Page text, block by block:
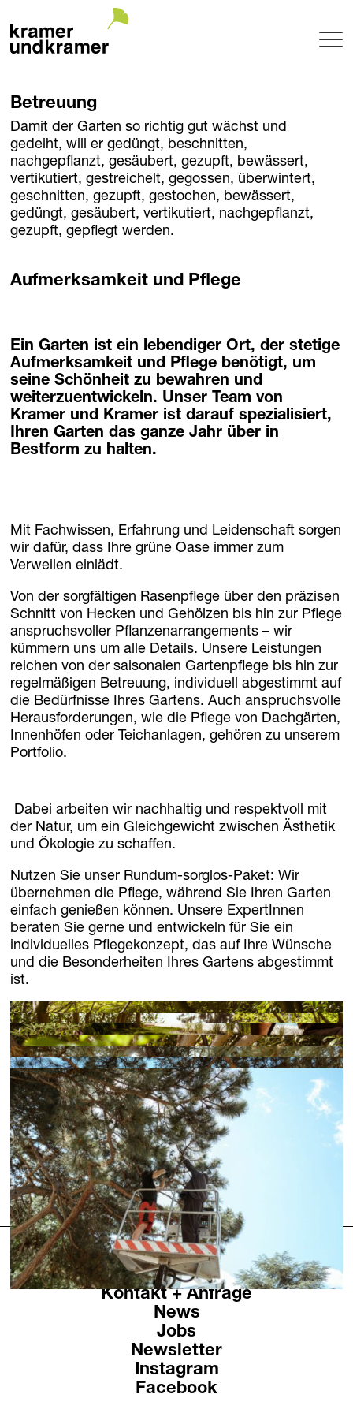
Terrasse
Garten
Pool
Hotel
Innenraum
Balkon
Public
Planung + Umsetzung
Garden of uniqueTrees® + Werkhalle
Homebase Zöfing
Concept Store
Blumen + Pflanzen
Möbel + Licht
Pflanzgefäße
Flowers im Palais Harrach
Über uns
Kontakt + Anfrage
Familie Bohnenbaum
DE/EN
Kontakt + Anfrage
News
Jobs
Betreuung
Damit der Garten so richtig gut wächst und
gedeiht, will er gedüngt, beschnitten,
nachgepflanzt, gesäubert, gezupft, bewässert,
vertikutiert, gestreichelt, gegossen, überwintert,
geschnitten, gezupft, gestochen, bewässert,
gedüngt, gesäubert, vertikutiert, nachgepflanzt,
gezupft, gepflegt werden.
Aufmerksamkeit und Pflege
Ein Garten ist ein lebendiger Ort, der stetige
Aufmerksamkeit und Pflege benötigt, um
seine Schönheit zu bewahren und
weiterzuentwickeln. Unser Team von
Kramer und Kramer ist darauf spezialisiert,
Ihren Garten das ganze Jahr über in
Bestform zu halten.
Mit Fachwissen, Erfahrung und Leidenschaft sorgen
wir dafür, dass Ihre grüne Oase immer zum
Verweilen einlädt.
Von der sorgfältigen Rasenpflege über den präzisen
Schnitt von Hecken und Gehölzen bis hin zur Pflege
anspruchsvoller Pflanzenarrangements – wir
kümmern uns um alle Details. Unsere Leistungen
reichen von der saisonalen Gartenpflege bis hin zur
regelmäßigen Betreuung, individuell abgestimmt auf
die Bedürfnisse Ihres Gartens. Auch anspruchsvolle
Herausforderungen, wie die Pflege von Dachgärten,
Innenhöfen oder Teichanlagen, gehören zu unserem
Portfolio.
Dabei arbeiten wir nachhaltig und respektvoll mit
der Natur, um ein Gleichgewicht zwischen Ästhetik
und Ökologie zu schaffen.
Nutzen Sie unser Rundum-sorglos-Paket: Wir
übernehmen die Pflege, während Sie Ihren Garten
einfach genießen können. Unsere ExpertInnen
beraten Sie gerne und entwickeln für Sie ein
individuelles Pflegekonzept, das auf Ihre Wünsche
und die Besonderheiten Ihres Gartens abgestimmt
ist.
Öffnungszeiten
Kontakt + Anfrage
News
Jobs
Newsletter
Instagram
Facebook